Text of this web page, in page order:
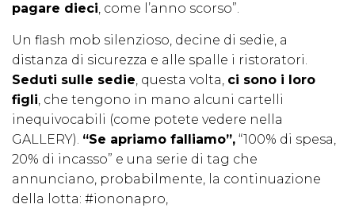
pagare dieci, come l’anno scorso”.
Un flash mob silenzioso, decine di sedie, a
distanza di sicurezza e alle spalle i ristoratori.
Seduti sulle sedie, questa volta, ci sono i loro
figli, che tengono in mano alcuni cartelli
inequivocabili (come potete vedere nella
GALLERY). “Se apriamo falliamo”, “100% di spesa,
20% di incasso” e una serie di tag che
annunciano, probabilmente, la continuazione
della lotta: #iononapro,